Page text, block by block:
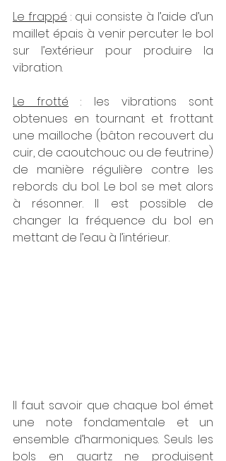
Le frappé : qui consiste à l’aide d’un
maillet épais à venir percuter le bol
sur l’extérieur pour produire la
vibration.
Le frotté : les vibrations sont
obtenues en tournant et frottant
une mailloche (bâton recouvert du
cuir, de caoutchouc ou de feutrine)
de manière régulière contre les
rebords du bol. Le bol se met alors
à résonner. Il est possible de
changer la fréquence du bol en
mettant de l’eau à l’intérieur.
Il faut savoir que chaque bol émet
une note fondamentale et un
ensemble d’harmoniques. Seuls les
bols en quartz ne produisent